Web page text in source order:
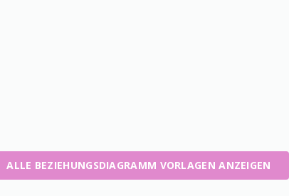
ALLE BEZIEHUNGSDIAGRAMM VORLAGEN ANZEIGEN